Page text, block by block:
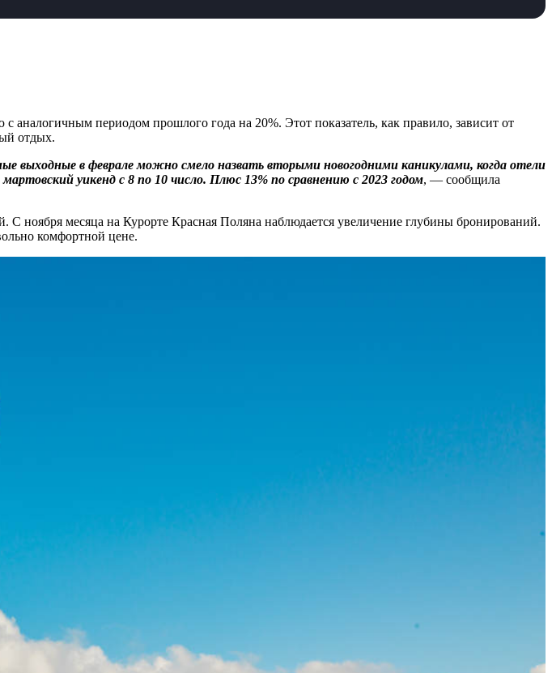
периодом прошлого года на 20%. Этот показатель, как правило, зависит от
отдых.
выходные в феврале можно смело назвать вторыми новогодними каникулами, когда отели
уикенд с 8 по 10 число. Плюс 13% по сравнению с 2023 годом, — сообщила
ноября месяца на Курорте Красная Поляна наблюдается увеличение глубины бронирований.
комфортной цене.